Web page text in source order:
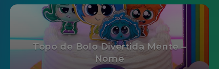
Topo de Bolo Divertida Mente –
Nome